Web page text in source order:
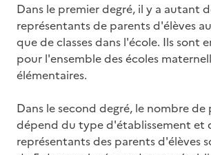
Dans le premier degré, il y a autant
représentants de parents d'élèves
que de classes dans l'école. Ils sont
pour l'ensemble des écoles
élémentaires.
Dans le second degré, le nombre de
dépend du type d'établissement et
représentants des parents d'élèves